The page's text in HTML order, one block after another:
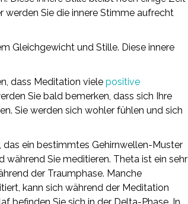
Sie die innere Stimme aufrecht
Gleichgewicht und Stille. Diese innere
dass Meditation viele positive
Sie bald bemerken, dass sich Ihre
Sie werden sich wohler fühlen und sich
ein bestimmtes Gehirnwellen-Muster
während Sie meditieren. Theta ist ein sehr
der Traumphase. Manche
kann sich während der Meditation